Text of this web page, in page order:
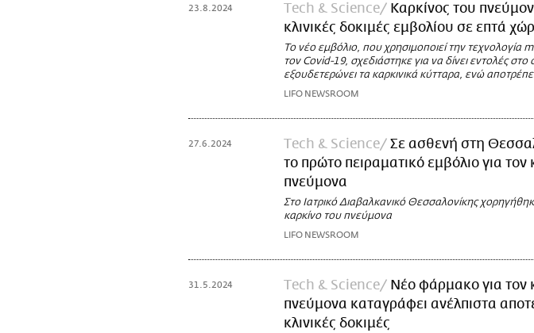
23.8.2024 Τech & Science
Καρκίνος του
κλινικές δοκιμές εμβολίου σε επτά
Το νέο εμβόλιο, που χρησιμοποιεί την τεχνολογία
τον Covid-19, σχεδιάστηκε για να δίνει εντολές στο
εξουδετερώνει τα καρκινικά κύτταρα, ενώ
LIFO NEWSROOM
27.6.2024 Τech & Science
Σε ασθενή στη
το πρώτο πειραματικό εμβόλιο για τον
πνεύμονα
Στο Ιατρικό Διαβαλκανικό Θεσσαλονίκης
καρκίνο του πνεύμονα
LIFO NEWSROOM
31.5.2024 Τech & Science
Νέο φάρμακο για τον
πνεύμονα καταγράφει ανέλπιστα
κλινικές δοκιμές